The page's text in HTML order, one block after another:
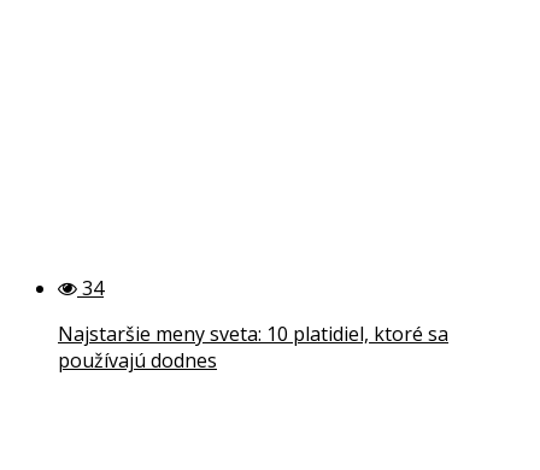
34
Najstaršie meny sveta: 10 platidiel, ktoré sa
používajú dodnes